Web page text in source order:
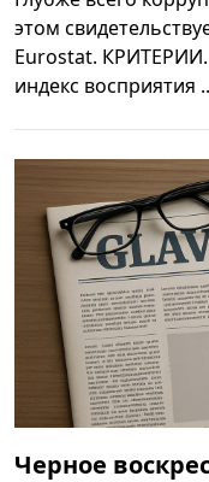
этом
Eurostat.
индекс восприятия
Черное